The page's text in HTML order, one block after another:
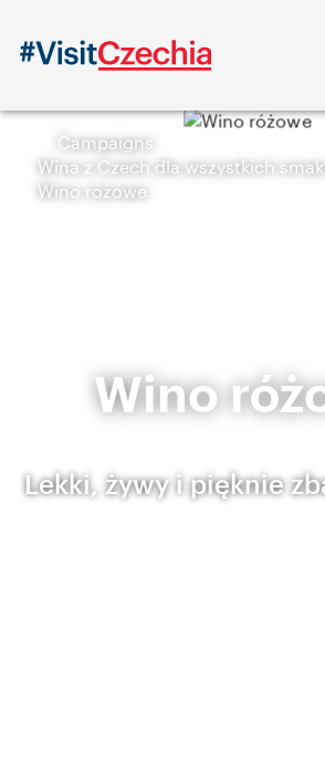
Campaigns
Wina z Czech dla wszystkich
Wino różowe
Wino
Lekki, żywy i pięknie